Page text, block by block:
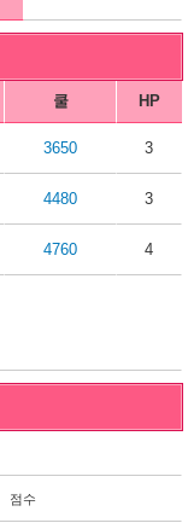
쿨 HP
3650 3
4480 3
4760 4
점수